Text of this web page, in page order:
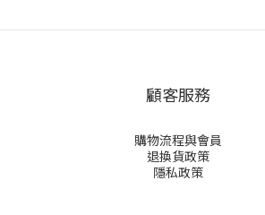
顧客服務
購物流程與會員
退換貨政策
隱私政策